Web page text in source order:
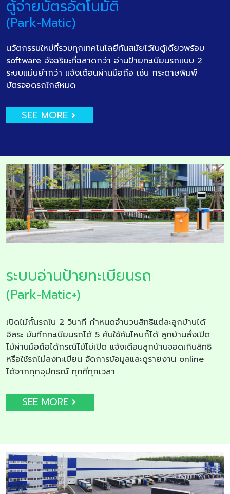
ตู้จ่ายบัตรอัตโนมัติ
(Park-Matic)
นวัตกรรมใหม่ที่รวมทุกเทคโนโลยีทันสมัยไว้ในตู้เดียวพร้อม
software อัจฉริยะที่ฉลาดกว่า อ่านป้ายทะเบียนรถแบบ 2
ระบบแม่นยำกว่า แจ้งเตือนผ่านมือถือ เช่น กระดาษพิมพ์
บัตรจอดรถใกล้หมด
SEE MORE
ระบบอ่านป้ายทะเบียนรถ
(Park-Matic+)
เปิดไม้กั้นรถใน 2 วินาที กำหนดจำนวนสิทธิแต่ละลูกบ้านได้
อิสระ บันทึกทะเบียนรถได้ 5 คันใช้คันไหนก็ได้ ลูกบ้านสั่งเปิด
ไม้ผ่านมือถือได้กรณีไม้ไม่เปิด แจ้งเตือนลูกบ้านจอดเกินสิทธิ
หรือใช้รถไม่ลงทะเบียน จัดการข้อมูลและดูรายงาน online
ได้จากทุกอุปกรณ์ ทุกที่ทุกเวลา
SEE MORE